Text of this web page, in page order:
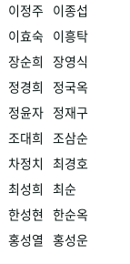
이정주 이종섭
이효숙 이흥탁
장순희 장영식
정경희
정국옥
정윤자 정재구
조대희 조삼순
차정치 최경호
최성희 최순
한성현 한순옥
홍성열 홍성운